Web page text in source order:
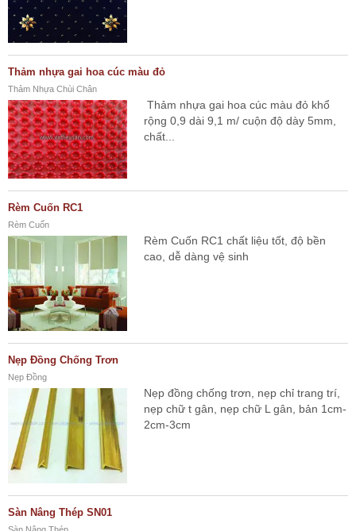
Thảm nhựa gai hoa cúc màu đỏ
Thảm Nhựa Chùi Chân
Thảm nhựa gai hoa cúc màu đỏ khổ
rộng 0,9 dài 9,1 m/ cuộn độ dày 5mm,
chất...
Rèm Cuốn RC1
Rèm Cuốn
Rèm Cuốn RC1 chất liệu tốt, độ bền
cao, dễ dàng vệ sinh
Nẹp Đồng Chống Trơn
Nẹp Đồng
Nẹp đồng chống trơn, nẹp chỉ trang trí,
nẹp chữ t gân, nẹp chữ L gân, bản 1cm-
2cm-3cm
Sàn Nâng Thép SN01
Sàn Nâng Thép